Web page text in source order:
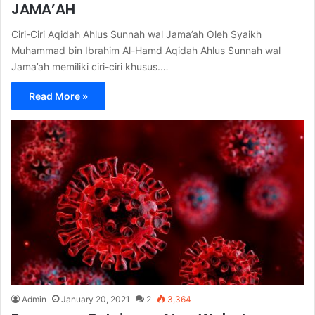
JAMA’AH
Ciri-Ciri Aqidah Ahlus Sunnah wal Jama’ah Oleh Syaikh
Muhammad bin Ibrahim Al-Hamd Aqidah Ahlus Sunnah wal
Jama’ah memiliki ciri-ciri khusus.…
Read More »
Admin January 20, 2021 2 3,364